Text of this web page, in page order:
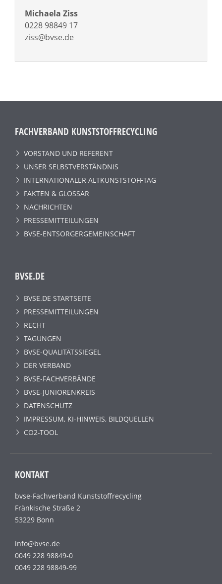
Michaela Ziss
0228 98849 17
ziss@bvse.de
FACHVERBAND KUNSTSTOFFRECYCLING
VORSTAND UND REFERENT
UNSER SELBSTVERSTÄNDNIS
INTERNATIONALER ALTKUNSTSTOFFTAG
FAKTEN & GLOSSAR
NACHRICHTEN
PRESSEMITTEILUNGEN
BVSE-ENTSORGERGEMEINSCHAFT
BVSE.DE
BVSE.DE STARTSEITE
PRESSEMITTEILUNGEN
RECHT
TAGUNGEN
BVSE-QUALITÄTSSIEGEL
DER VERBAND
BVSE-FACHVERBÄNDE
BVSE-JUNIORENKREIS
DATENSCHUTZ
IMPRESSUM, KI-HINWEIS, BILDQUELLEN
CO2-TOOL
KONTAKT
bvse-Fachverband Kunststoffrecycling
Fränkische Straße 2
53229 Bonn
info@bvse.de
0049 228 98849-0
0049 228 98849-99